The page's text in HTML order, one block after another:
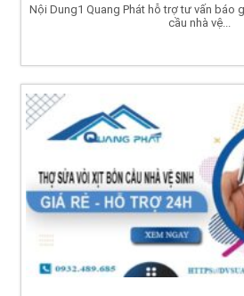
Nội Dung1 Quang Phát hỗ trợ tư vấn báo
cầu nhà vệ...